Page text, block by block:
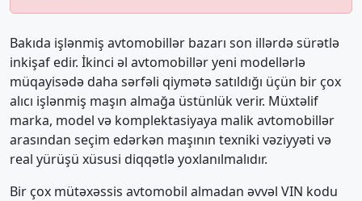
Bakıda işlənmiş avtomobillər bazarı son illərdə sürətlə
inkişaf edir. İkinci əl avtomobillər yeni modellərlə
müqayisədə daha sərfəli qiymətə satıldığı üçün bir çox
alıcı işlənmiş maşın almağa üstünlük verir. Müxtəlif
marka, model və komplektasiyaya malik avtomobillər
arasından seçim edərkən maşının texniki vəziyyəti və
real yürüşü xüsusi diqqətlə yoxlanılmalıdır.
Bir çox mütəxəssis avtomobil almadan əvvəl VIN kodu